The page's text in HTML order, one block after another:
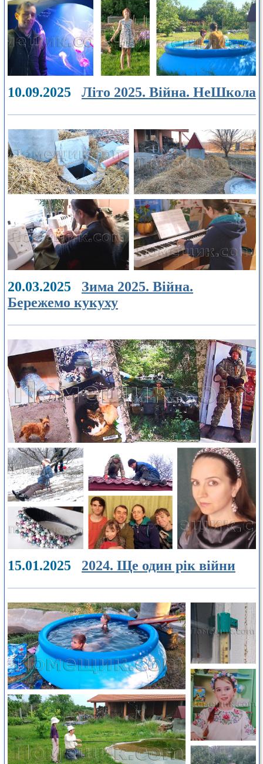
10.09.2025 Літо 2025. Війна. НеШкола
20.03.2025 Зима 2025. Війна.
Бережемо кукуху
15.01.2025 2024. Ще один рік війни